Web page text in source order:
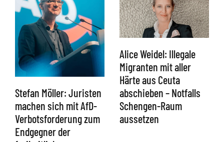
Stefan Möller: Juristen
machen sich mit AfD-
Verbotsforderung zum
Endgegner der
Alice Weidel: Illegale
Migranten mit aller
Härte aus Ceuta
abschieben – Notfalls
Schengen-Raum
aussetzen